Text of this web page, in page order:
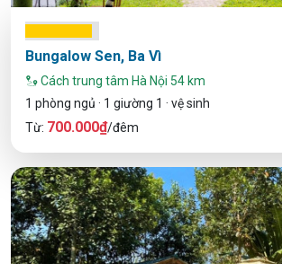
Bungalow Sen, Ba Vì
Cách trung tâm Hà Nội 54 km
1 phòng ngủ · 1 giường 1 · vệ sinh
Từ: 700.000₫/đêm